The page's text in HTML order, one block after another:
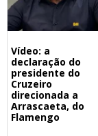
Vídeo: a
declaração do
presidente do
Cruzeiro
direcionada a
Arrascaeta, do
Flamengo